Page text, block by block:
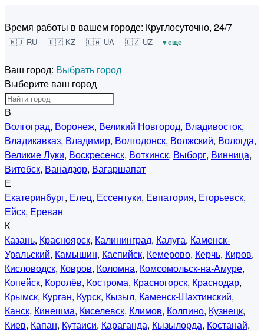
Время работы в вашем городе: Круглосуточно, 24/7
🇷🇺 RU 🇰🇿 KZ 🇺🇦 UA 🇺🇿 UZ ▾ ещё
Ваш город: Выбрать город
Выберите ваш город
В
Волгоград, Воронеж, Великий Новгород, Владивосток,
Владикавказ, Владимир, Волгодонск, Волжский, Вологда,
Великие Луки, Воскресенск, Воткинск, Выборг, Винница,
Витебск, Ванадзор, Вагаршапат
Е
Екатеринбург, Елец, Ессентуки, Евпатория, Егорьевск,
Ейск, Ереван
К
Казань, Красноярск, Калининград, Калуга, Каменск-
Уральский, Камышин, Каспийск, Кемерово, Керчь, Киров,
Кисловодск, Ковров, Коломна, Комсомольск-на-Амуре,
Копейск, Королёв, Кострома, Красногорск, Краснодар,
Крымск, Курган, Курск, Кызыл, Каменск-Шахтинский,
Канск, Кинешма, Киселевск, Климов, Колпино, Кузнецк,
Киев, Капан, Кутаиси, Караганда, Кызылорда, Костанай,